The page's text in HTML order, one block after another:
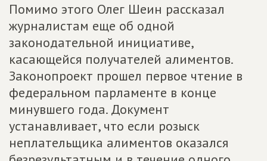
Помимо этого Олег Шеин рассказал
журналистам еще об одной
законодательной инициативе,
касающейся получателей алиментов.
Законопроект прошел первое чтение в
федеральном парламенте в конце
минувшего года. Документ
устанавливает, что если розыск
неплательщика алиментов оказался